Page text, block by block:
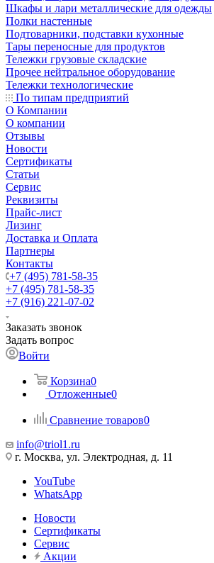
Шкафы и лари металлические для одежды
Полки настенные
Подтоварники, подставки кухонные
Тары переносные для продуктов
Тележки грузовые складские
Прочее нейтральное оборудование
Тележки технологические
По типам предприятий
О Компании
О компании
Отзывы
Новости
Сертификаты
Статьи
Сервис
Реквизиты
Прайс-лист
Лизинг
Доставка и Оплата
Партнеры
Контакты
+7 (495) 781-58-35
+7 (495) 781-58-35
+7 (916) 221-07-02
Заказать звонок
Задать вопрос
Войти
Корзина0
Отложенные0
Сравнение товаров0
info@triol1.ru
г. Москва, ул. Электродная, д. 11
YouTube
WhatsApp
Новости
Сертификаты
Сервис
Акции